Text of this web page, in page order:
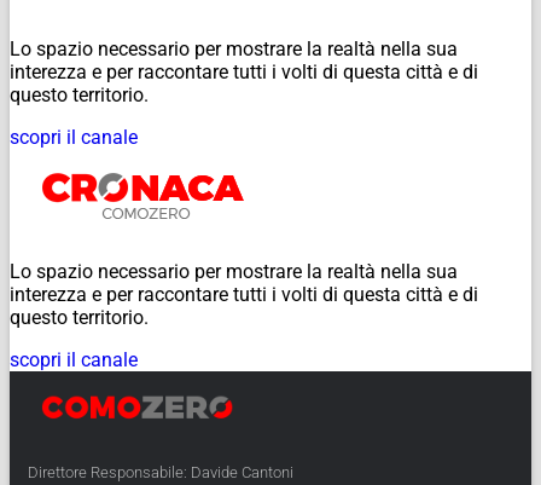
Lo spazio necessario per mostrare la realtà nella sua
interezza e per raccontare tutti i volti di questa città e di
questo territorio.
scopri il canale
Lo spazio necessario per mostrare la realtà nella sua
interezza e per raccontare tutti i volti di questa città e di
questo territorio.
scopri il canale
Direttore Responsabile: Davide Cantoni